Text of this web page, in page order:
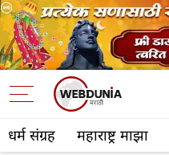
धर्म संग्रह महाराष्ट्र माझा